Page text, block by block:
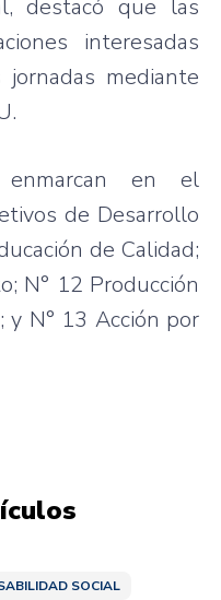
destacó que las
interesadas
mediante
enmarcan en el
de Desarrollo
de Calidad;
N° 12 Producción
y N° 13 Acción por
SOCIAL